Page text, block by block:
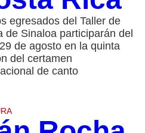
egresados del Taller de
de Sinaloa participarán del
de agosto en la quinta
del certamen
de canto